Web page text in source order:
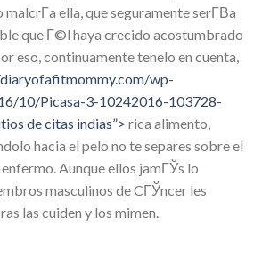
ella, que seguramente serГ­В­a
que Г©l haya crecido acostumbrado
eso, continuamente tenelo en cuenta,
wp-
10/Picasa-3-10242016-103728-
de citas indias”> rica alimento,
hacia el pelo no te separes sobre el
Aunque ellos jamГЎs lo
masculinos de CГЎncer les
las cuiden y los mimen.